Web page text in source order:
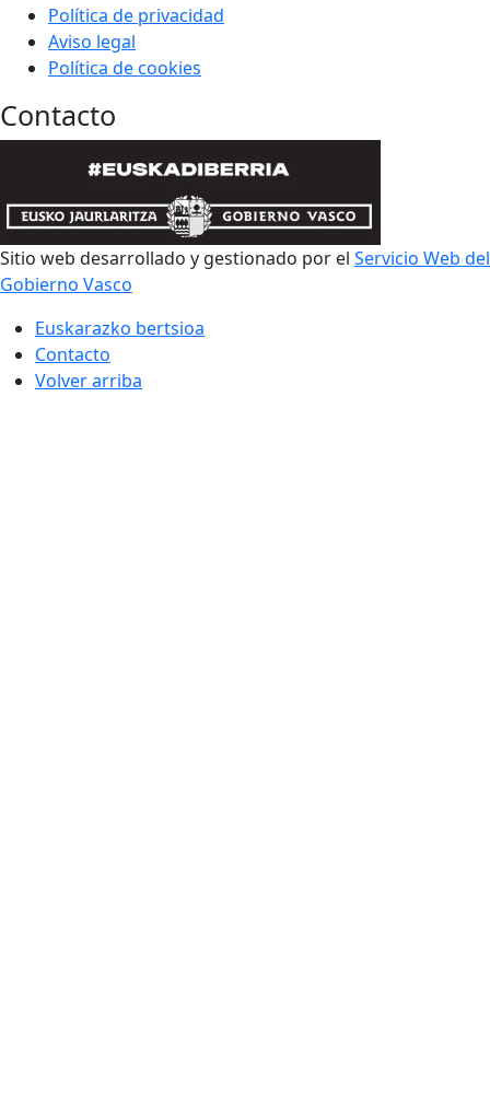
Política de privacidad
Aviso legal
Política de cookies
Contacto
Sitio web desarrollado y gestionado por el Servicio Web del
Gobierno Vasco
Euskarazko bertsioa
Contacto
Volver arriba